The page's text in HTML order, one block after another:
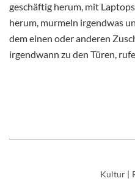
geschäftig herum, mit
herum, murmeln irgendwas
dem einen oder anderen
irgendwann zu den Türen,
Kultur |